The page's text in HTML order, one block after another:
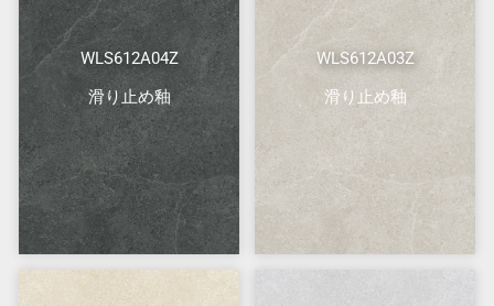
WLS612A04Z
滑り止め釉
WLS612A03Z
滑り止め釉